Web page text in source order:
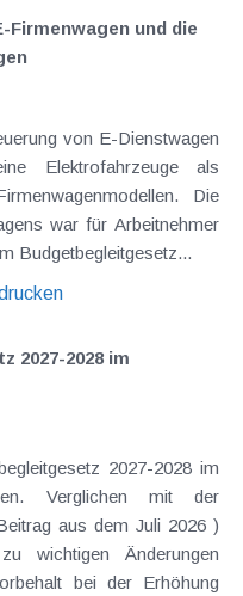
Firmenwagen und die
von E-Dienstwagen
Elektrofahrzeuge als
Die
war für Arbeitnehmer
Budgetbegleitgesetz...
2027-2028 im
2027-2028 im
Verglichen mit der
aus dem Juli 2026 )
wichtigen Änderungen